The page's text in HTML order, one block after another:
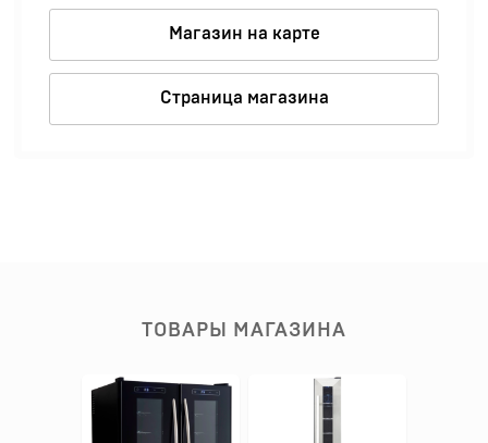
Магазин на карте
Страница магазина
ТОВАРЫ МАГАЗИНА